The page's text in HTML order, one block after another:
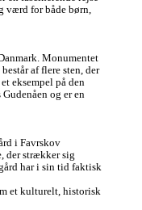
værd for både børn,
Monumentet
af flere sten, der
eksempel på den
og er en
i Favrskov
der strækker sig
har i sin tid faktisk
et kulturelt, historisk